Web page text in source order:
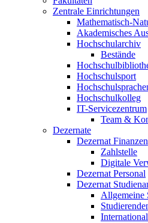
Zentrale Einrichtungen
Mathematisch-
Akademisches
Hochschularchiv
Bestände
Hochschulsport
Hochschulkolleg
IT-Servicezentrum
Team &
Dezernate
Dezernat Finanzen
Zahlstelle
Digitale
Dezernat Personal
Dezernat
Allgemeine